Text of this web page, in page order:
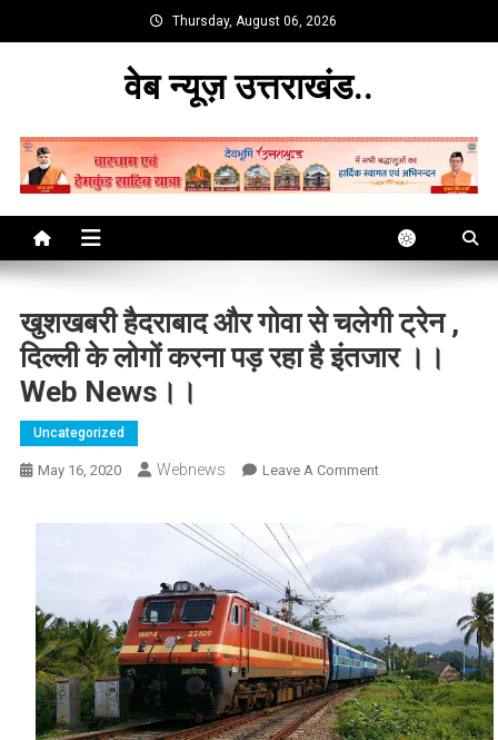
to
Thursday, August 06, 2026
वेब न्यूज़ उत्तराखंड..
खुशखबरी हैदराबाद और गोवा से चलेगी ट्रेन ,
दिल्ली के लोगों करना पड़ रहा है इंतजार ।।
Web News।।
Uncategorized
May 16, 2020 Webnews Leave A CommentOn
गोवा
चलेगी
ट्रेन
,
दिल्ली
के